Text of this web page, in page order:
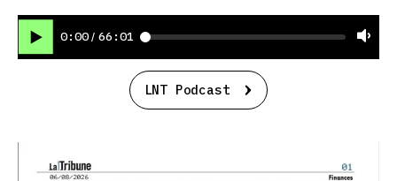
0:00 / 66:01
LNT Podcast